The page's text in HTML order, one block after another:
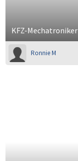
KFZ-
Ronnie M